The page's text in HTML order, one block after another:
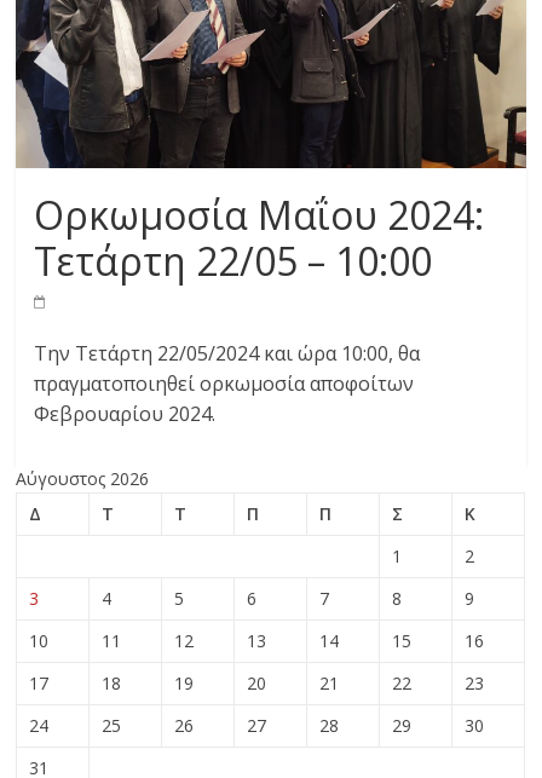
Ακαδημία
Αθηνών
Ορκωμοσία Μαΐου 2024:
Τετάρτη 22/05 – 10:00
Την Τετάρτη 22/05/2024 και ώρα 10:00, θα
πραγματοποιηθεί ορκωμοσία αποφοίτων
Φεβρουαρίου 2024.
Αύγουστος 2026
Δ
Τ Τ Π Π Σ
Κ
1
2
3
4 5 6 7 8
9
10
11 12 13 14 15
16
17
18 19 20 21 22
23
24
25 26 27 28 29
30
31